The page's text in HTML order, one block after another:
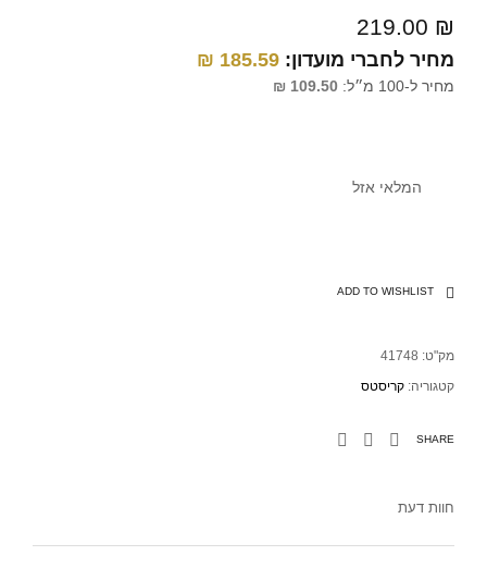
219.00 ₪
מחיר לחברי מועדון: 185.59
₪
מחיר ל-100 מ״ל: 109.50
₪
המלאי אזל
ADD TO WISHLIST
מק"ט: 41748
קטגוריה: קריסטס
SHARE
חוות דעת